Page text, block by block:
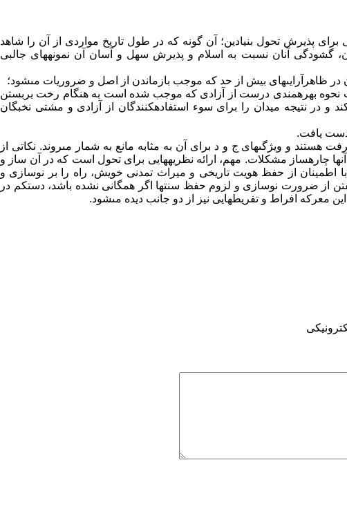
پذیرش تحول بنیادین؛ آن گونه که در طول تاریخ مواردى از آن را شاهد
گشودگى آنان نسبت به اسلام و پذیرش سهل و آسان آن نمونه‏هاى جالبى
ظاهرآرایى‏هاى بیش از حد که موجب بازماندن از اصل و ضروریات مى‏شود؛
نحوه بهره‏مندى درست از آزادى که موجب شده است به هنگام رخت بربستن
کند و در نتیجه میدان را براى سوء استفاده‏کنندگان از آزادى و مشتى نخبگان
دست یافت.
هستند و ویژگى‏هاى ج و د براى آن به مثابه مانع به شمار مى‏روند. نکاتى از
آنها چاره‏ساز مشکلات. مهم، ارائه نظریه‏هایى براى تحول است که در آن ساز و
اطمینان از حفظ هویت تاریخى و میراث تمدنى خویش، راه را بر نوسازى و
از ضرورت نوسازى و لزوم حفظ سنت‏ها اگر همگانى نشده باشد، دست‏کم در
معرکه افراط و تفریطهایى نیز از دو جانب دیده مى‏شود.